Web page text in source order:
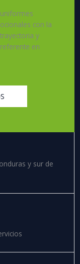
con la
y
en
y sur de